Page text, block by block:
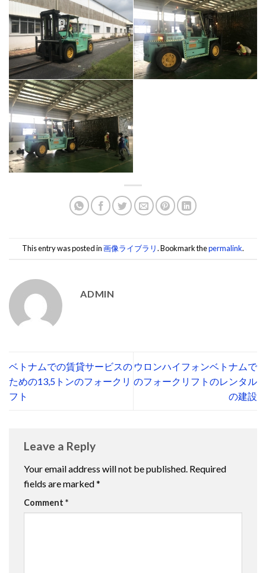
This entry was posted in画像ライブラリ. Bookmark thepermalink.
ADMIN
ベトナムでの賃貸サービスの
ための13,5トンのフォークリ
フト
ウロンハイフォンベトナムで
のフォークリフトのレンタル
の建設
Leave a Reply
Your email address will not be published. Required
fields are marked*
Comment *